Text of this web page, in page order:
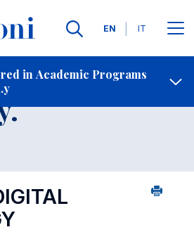
Languages
EN IT
in Academic Programs
Contact Us
2020-